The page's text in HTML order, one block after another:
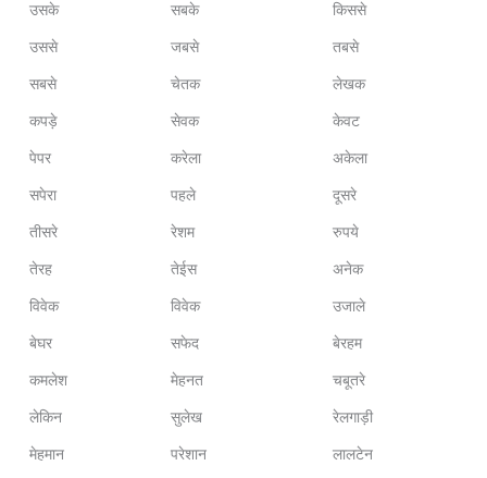
उसके सबके किससे
उससे जबसे तबसे
सबसे चेतक लेखक
कपड़े सेवक केवट
पेपर करेला अकेला
सपेरा पहले दूसरे
तीसरे रेशम रुपये
तेरह तेईस अनेक
विवेक विवेक उजाले
बेघर सफेद बेरहम
कमलेश मेहनत चबूतरे
लेकिन सुलेख रेलगाड़ी
मेहमान परेशान लालटेन